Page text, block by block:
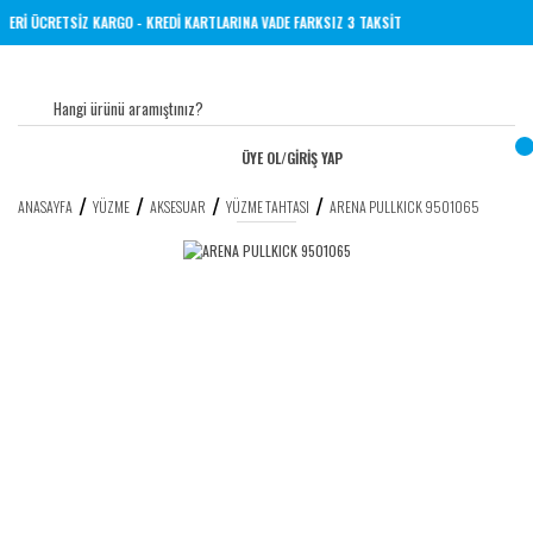
ÜCRETSİZ KARGO - KREDİ KARTLARINA VADE FARKSIZ 3 TAKSİT
ÜYE OL/GİRİŞ YAP
ANASAYFA YÜZME AKSESUAR YÜZME TAHTASI ARENA PULLKICK 9501065